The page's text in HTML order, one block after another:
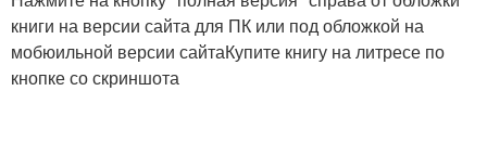
книги на версии сайта для ПК или под обложкой на
мобюильной версии сайтаКупите книгу на литресе по
кнопке со скриншота